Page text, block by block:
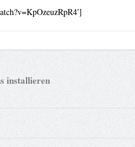
installieren